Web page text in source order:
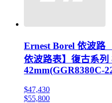
Ernest Borel 依波路
依波路表】復古系
42mm(GGR8380C-
$47,430
$55,800